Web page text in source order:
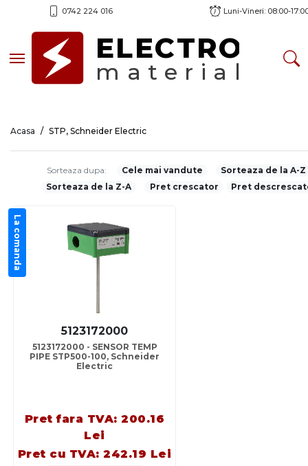
0742 224 016 Luni-Vineri: 08:00-
Toggle navigationELECTRO
material
Acasa STP, Schneider Electric
Sorteaza dupa: Cele mai vandute
Sorteaza de la A-Z
Sorteaza de la Z-A
Pret crescator Pret
La comanda
5123172000
5123172000 - SENSOR TEMP
PIPE STP500-100, Schneider
Electric
Pret fara TVA: 200.16
Lei
Pret cu TVA: 242.19 Lei